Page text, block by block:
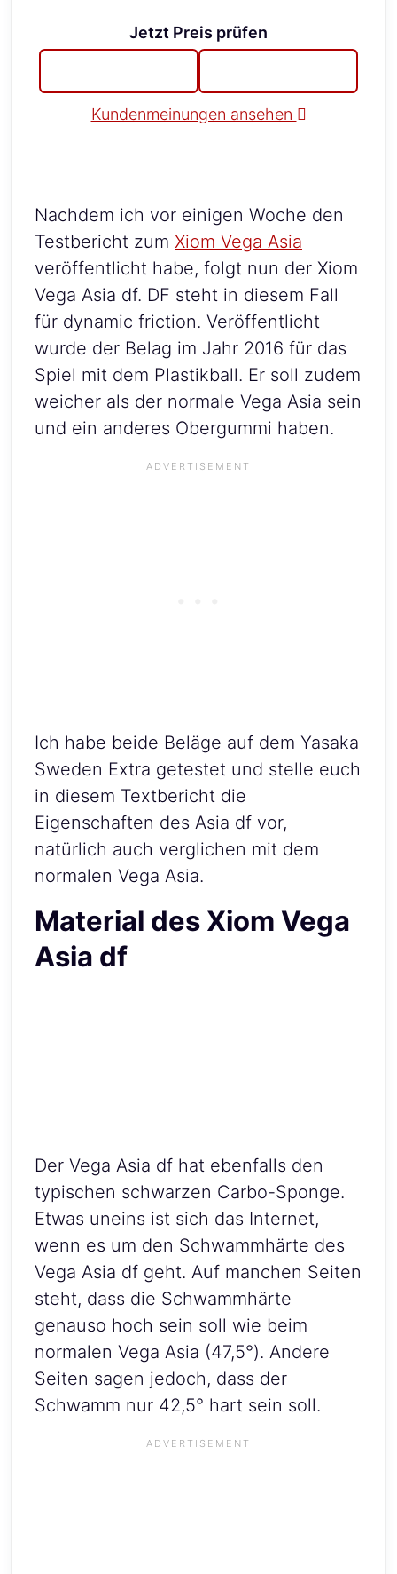
Jetzt Preis prüfen
Kundenmeinungen ansehen
Nachdem ich vor einigen Woche den
Testbericht zum Xiom Vega Asia
veröffentlicht habe, folgt nun der Xiom
Vega Asia df. DF steht in diesem Fall
für dynamic friction. Veröffentlicht
wurde der Belag im Jahr 2016 für das
Spiel mit dem Plastikball. Er soll zudem
weicher als der normale Vega Asia sein
und ein anderes Obergummi haben.
Ich habe beide Beläge auf dem Yasaka
Sweden Extra getestet und stelle euch
in diesem Textbericht die
Eigenschaften des Asia df vor,
natürlich auch verglichen mit dem
normalen Vega Asia.
Material des Xiom Vega
Asia df
Der Vega Asia df hat ebenfalls den
typischen schwarzen Carbo-Sponge.
Etwas uneins ist sich das Internet,
wenn es um den Schwammhärte des
Vega Asia df geht. Auf manchen Seiten
steht, dass die Schwammhärte
genauso hoch sein soll wie beim
normalen Vega Asia (47,5°). Andere
Seiten sagen jedoch, dass der
Schwamm nur 42,5° hart sein soll.